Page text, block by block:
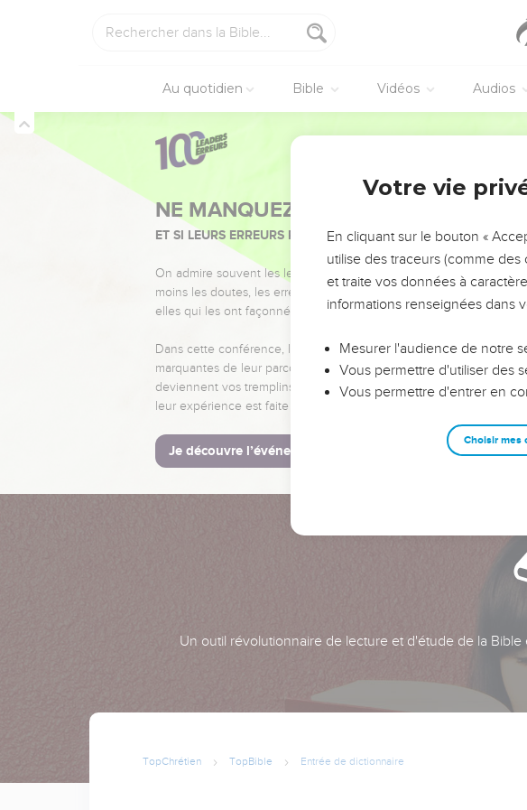
Au quotidien Bible Vidéos Audios
NE MANQUEZ PAS L’ÉVÉNEMENT DE
ET SI LEURS ERREURS POUVAIENT VOUS ÉVITER LES VOTRES
On admire souvent les leaders pour leurs réussites, leur impact,
moins les doutes, les erreurs et les saisons difficiles qu'ils ont
elles qui les ont façonnés.
Dans cette conférence, leaders, entrepreneurs, et responsables
marquantes de leur parcours et les clés pour avancer avec plus de
deviennent vos tremplins. Que vous guidiez un ministère, une
leur expérience est faite pour vous.
Je découvre l’événement
Un outil révolutionnaire de lecture et d'étude de la
TopChrétien TopBible Entrée de dictionnaire
Votre vie
En cliquant sur le bouton «
utilise des traceurs (comme
et traite vos données à
informations renseignées dans
Mesurer l'audience de notre
Vous permettre d'utiliser des
Vous permettre d'entrer en
Choisir mes